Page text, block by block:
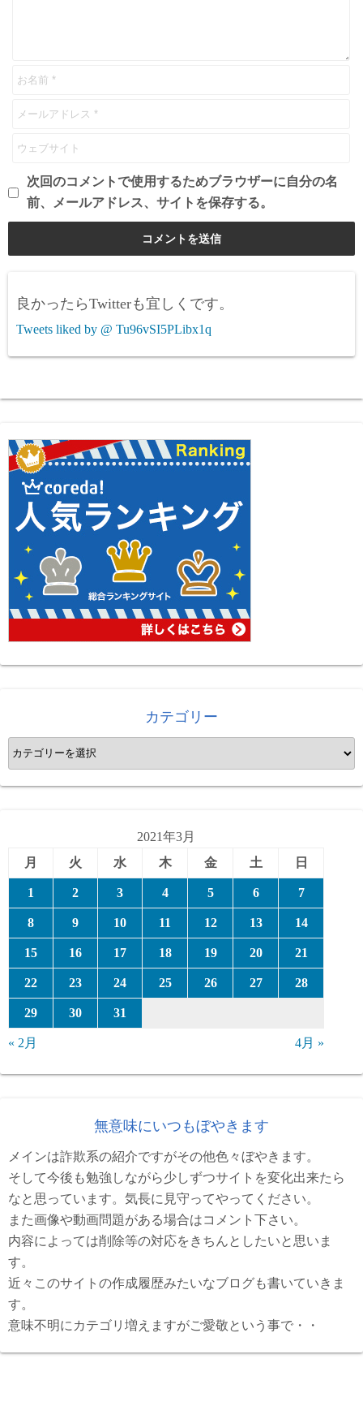
次回のコメントで使用するためブラウザーに自分の名
前、メールアドレス、サイトを保存する。
良かったらTwitterも宜しくです。
Tweets liked by @ Tu96vSI5PLibx1q
カテゴリー
カ
テ
ゴ
2021年3月
月
火 水 木 金 土 日
1 2 3 4 5 6 7
8 9 10 11 12 13 14
15 16 17 18 19 20 21
22 23 24 25 26 27 28
29 30 31
« 2月 4月 »
無意味にいつもぼやきます
メインは詐欺系の紹介ですがその他色々ぼやきます。
そして今後も勉強しながら少しずつサイトを変化出来たら
なと思っています。気長に見守ってやってください。
また画像や動画問題がある場合はコメント下さい。
内容によっては削除等の対応をきちんとしたいと思いま
す。
近々このサイトの作成履歴みたいなブログも書いていきま
す。
意味不明にカテゴリ増えますがご愛敬という事で・・